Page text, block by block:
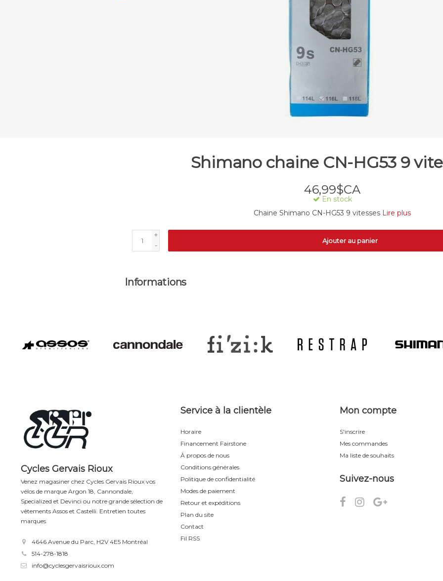
Shimano chaine CN-HG53 9
46,99$CA
En stock
Chaine Shimano CN-HG53 9 vitesses Lire plus
+
-
Ajouter au panier
Informations
Cycles Gervais Rioux
Venez magasiner chez Cycles Gervais Rioux vos
vélos de marque Argon 18, Cannondale,
Specialized et Devinci ou notre grande sélection de
vêtements Assos et Castelli. Entretien toutes
marques
4646 Avenue du Parc, H2V 4E5 Montréal
514-278-1818
info@cyclesgervaisrioux.com
Service à la clientèle
Horaire
Financement Fairstone
À propos de nous
Conditions générales
Politique de confidentialité
Modes de paiement
Retour et expéditions
Plan du site
Contact
Fil RSS
Mon compte
S'inscrire
Mes commandes
Ma liste de souhaits
Suivez-nous